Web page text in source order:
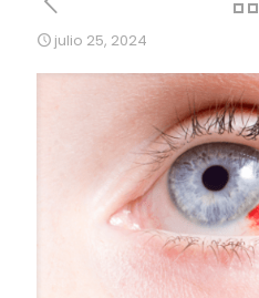
julio 25, 2024